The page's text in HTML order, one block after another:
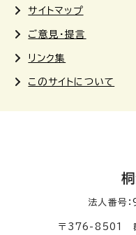
サイトマップ
ご意見・提言
リンク集
このサイトについて
法人番号
〒376-8501 群